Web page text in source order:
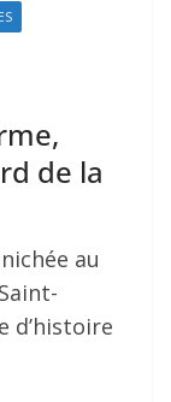
de la
au
d’histoire